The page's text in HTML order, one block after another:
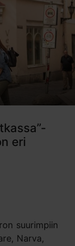
eri
suurimpiin
Narva,